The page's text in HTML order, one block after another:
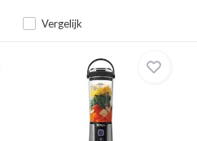
Vergelijk